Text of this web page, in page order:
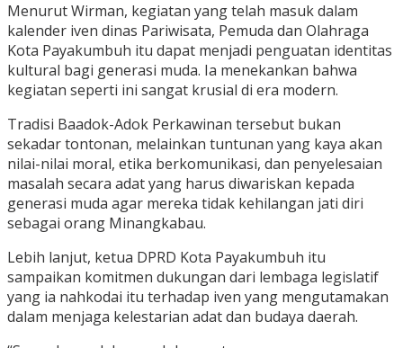
Menurut Wirman, kegiatan yang telah masuk dalam
kalender iven dinas Pariwisata, Pemuda dan Olahraga
Kota Payakumbuh itu dapat menjadi penguatan identitas
kultural bagi generasi muda. Ia menekankan bahwa
kegiatan seperti ini sangat krusial di era modern.
Tradisi Baadok-Adok Perkawinan tersebut bukan
sekadar tontonan, melainkan tuntunan yang kaya akan
nilai-nilai moral, etika berkomunikasi, dan penyelesaian
masalah secara adat yang harus diwariskan kepada
generasi muda agar mereka tidak kehilangan jati diri
sebagai orang Minangkabau.
Lebih lanjut, ketua DPRD Kota Payakumbuh itu
sampaikan komitmen dukungan dari lembaga legislatif
yang ia nahkodai itu terhadap iven yang mengutamakan
dalam menjaga kelestarian adat dan budaya daerah.